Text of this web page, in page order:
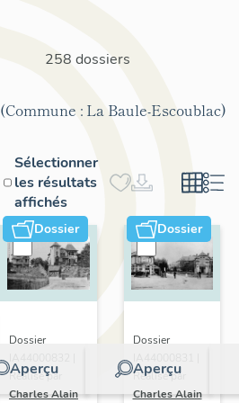
258 dossiers
(Commune : La Baule-Escoublac)
Sélectionner
les résultats
affichés
Dossier
Aperçu
Dossier
Réalisé par
Charles Alain
Dossier
Aperçu
Dossier
Réalisé par
Charles Alain